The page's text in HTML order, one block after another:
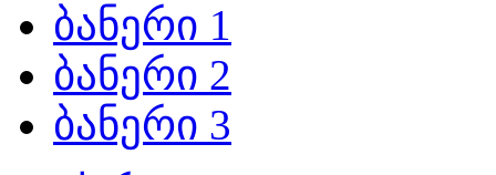
ბანერი 1
ბანერი 2
ბანერი 3